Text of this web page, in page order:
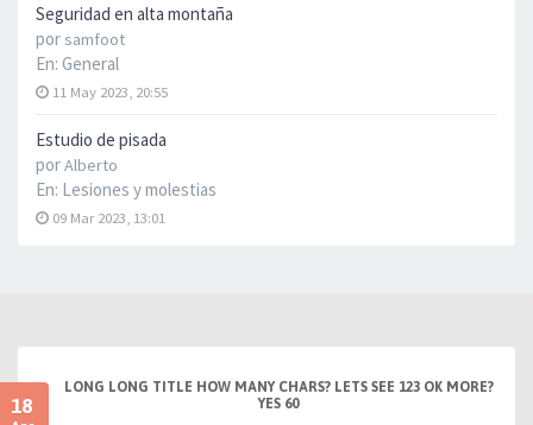
Seguridad en alta montaña
por samfoot
En: General
11 May 2023, 20:55
Estudio de pisada
porAlberto
En: Lesiones y molestias
09 Mar 2023, 13:01
18
LONG LONG TITLE HOW MANY CHARS? LETS SEE 123 OK MORE?
YES 60